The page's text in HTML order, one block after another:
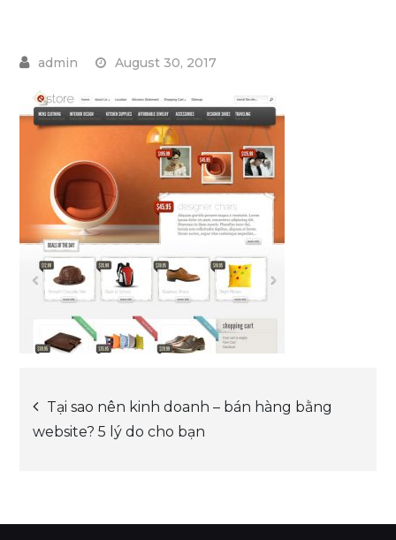
August 30, 2017
Post
Tại sao nên kinh doanh – bán hàng bằng
website? 5 lý do cho bạn